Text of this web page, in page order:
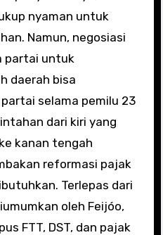
nyaman untuk
Namun, negosiasi
partai untuk
daerah bisa
selama pemilu 23
dari kiri yang
kanan tengah
reformasi pajak
Terlepas dari
oleh Feijóo,
FTT, DST, dan pajak